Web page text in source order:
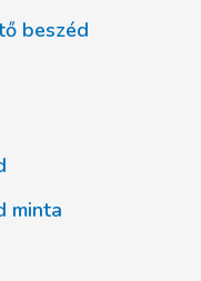
beszéd
minta